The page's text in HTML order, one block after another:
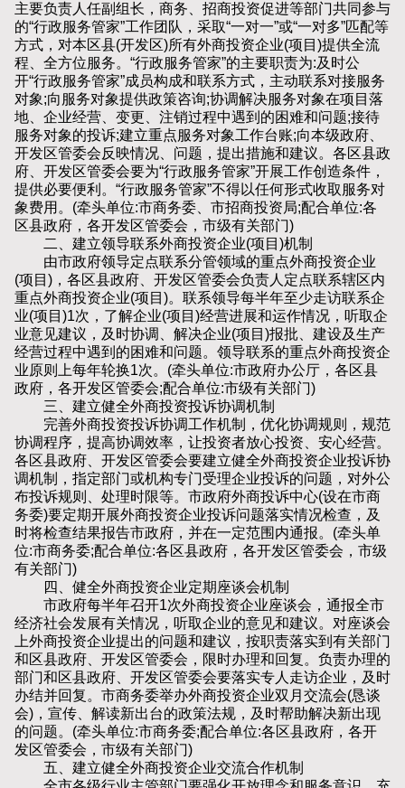
主要负责人任副组长，商务、招商投资促进等部门共同参与
的“行政服务管家”工作团队，采取“一对一”或“一对多”匹配等
方式，对本区县(开发区)所有外商投资企业(项目)提供全流
程、全方位服务。“行政服务管家”的主要职责为:及时公
开“行政服务管家”成员构成和联系方式，主动联系对接服务
对象;向服务对象提供政策咨询;协调解决服务对象在项目落
地、企业经营、变更、注销过程中遇到的困难和问题;接待
服务对象的投诉;建立重点服务对象工作台账;向本级政府、
开发区管委会反映情况、问题，提出措施和建议。各区县政
府、开发区管委会要为“行政服务管家”开展工作创造条件，
提供必要便利。“行政服务管家”不得以任何形式收取服务对
象费用。(牵头单位:市商务委、市招商投资局;配合单位:各
区县政府，各开发区管委会，市级有关部门)
二、建立领导联系外商投资企业(项目)机制
由市政府领导定点联系分管领域的重点外商投资企业
(项目)，各区县政府、开发区管委会负责人定点联系辖区内
重点外商投资企业(项目)。联系领导每半年至少走访联系企
业(项目)1次，了解企业(项目)经营进展和运作情况，听取企
业意见建议，及时协调、解决企业(项目)报批、建设及生产
经营过程中遇到的困难和问题。领导联系的重点外商投资企
业原则上每年轮换1次。(牵头单位:市政府办公厅，各区县
政府，各开发区管委会;配合单位:市级有关部门)
三、建立健全外商投资投诉协调机制
完善外商投资投诉协调工作机制，优化协调规则，规范
协调程序，提高协调效率，让投资者放心投资、安心经营。
各区县政府、开发区管委会要建立健全外商投资企业投诉协
调机制，指定部门或机构专门受理企业投诉的问题，对外公
布投诉规则、处理时限等。市政府外商投诉中心(设在市商
务委)要定期开展外商投资企业投诉问题落实情况检查，及
时将检查结果报告市政府，并在一定范围内通报。(牵头单
位:市商务委;配合单位:各区县政府，各开发区管委会，市级
有关部门)
四、健全外商投资企业定期座谈会机制
市政府每半年召开1次外商投资企业座谈会，通报全市
经济社会发展有关情况，听取企业的意见和建议。对座谈会
上外商投资企业提出的问题和建议，按职责落实到有关部门
和区县政府、开发区管委会，限时办理和回复。负责办理的
部门和区县政府、开发区管委会要落实专人走访企业，及时
办结并回复。市商务委举办外商投资企业双月交流会(恳谈
会)，宣传、解读新出台的政策法规，及时帮助解决新出现
的问题。(牵头单位:市商务委;配合单位:各区县政府，各开
发区管委会，市级有关部门)
五、建立健全外商投资企业交流合作机制